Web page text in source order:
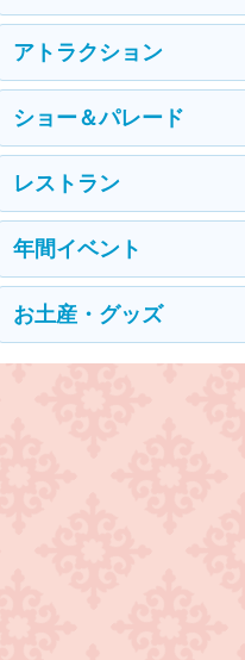
アトラクション
ショー＆パレード
レストラン
年間イベント
お土産・グッズ